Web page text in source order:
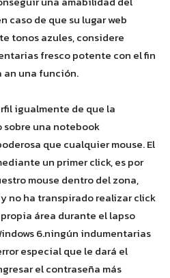
caso de que su lugar web
tonos azules, considere
fresco potente con el fin
an una función.
igualmente de que la
una notebook
que cualquier mouse. El
un primer click, es por
mouse dentro del zona,
no ha transpirado realizar click
área durante el lapso
6.ningún indumentarias
especial que le dará el
el contraseña más